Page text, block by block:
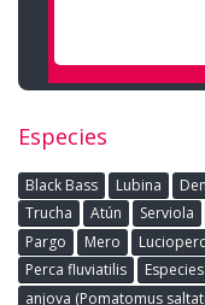
Especies
Black Bass Lubina
Trucha
Atún Serviola
Pargo
Mero
Perca fluviatilis
anjova (Pomatomus